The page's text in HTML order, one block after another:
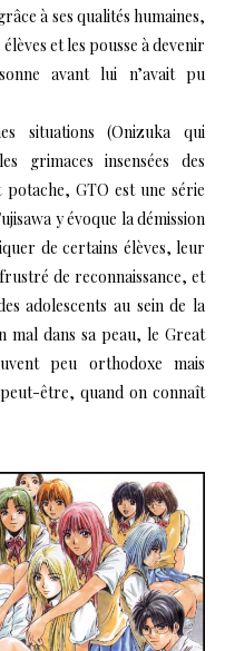
à ses qualités humaines,
et les pousse à devenir
avant lui n’avait pu
situations (Onizuka qui
grimaces insensées des
GTO est une série
y évoque la démission
de certains élèves, leur
de reconnaissance, et
adolescents au sein de la
mal dans sa peau, le Great
peu orthodoxe mais
être, quand on connaît